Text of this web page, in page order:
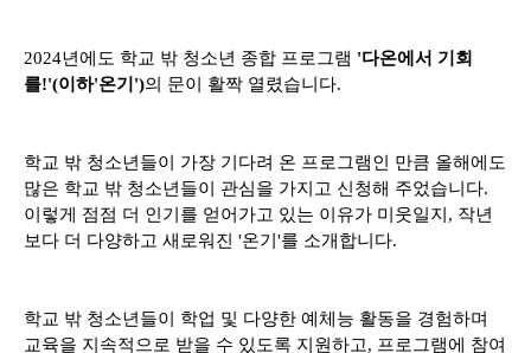
2024년에도 학교 밖 청소년 종합 프로그램 '다온에서 기회
를!'(이하'온기')의 문이 활짝 열렸습니다.
학교 밖 청소년들이 가장 기다려 온 프로그램인 만큼 올해에도
많은 학교 밖 청소년들이 관심을 가지고 신청해 주었습니다.
이렇게 점점 더 인기를 얻어가고 있는 이유가 미웃일지, 작년
보다 더 다양하고 새로워진 '온기'를 소개합니다.
학교 밖 청소년들이 학업 및 다양한 예체능 활동을 경험하며
교육을 지속적으로 받을 수 있도록 지원하고, 프로그램에 참여